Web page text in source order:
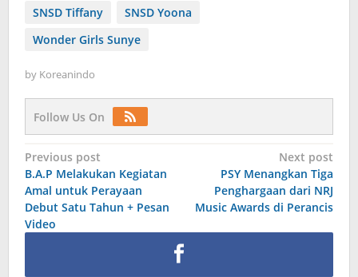
SNSD Tiffany
SNSD Yoona
Wonder Girls Sunye
by Koreanindo
Follow Us On
Post
navigation
Previous post
B.A.P Melakukan Kegiatan
Amal untuk Perayaan
Debut Satu Tahun + Pesan
Video
Next post
PSY Menangkan Tiga
Penghargaan dari NRJ
Music Awards di Perancis